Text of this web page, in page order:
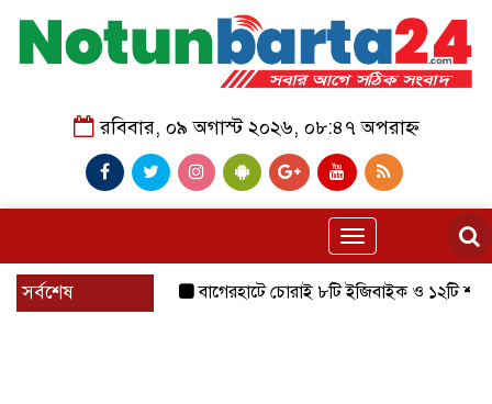
রবিবার, ০৯ অগাস্ট ২০২৬, ০৮:৪৭ অপরাহ্ন
Toggle
navigation
সর্বশেষ বাগেরহাটে চোরাই ৮টি ইজিবাইক ও ১২টি